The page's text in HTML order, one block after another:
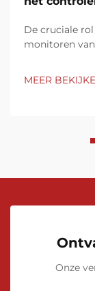
De cruciale
monitoren
industrieën.
MEER
Onze